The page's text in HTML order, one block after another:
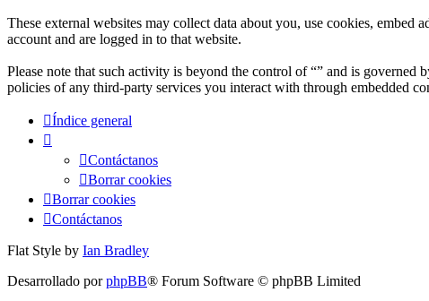
These external websites may collect data about you, use cookies,
account and are logged in to that website.
Please note that such activity is beyond the control of “” and is
policies of any third-party services you interact with through embedded
Índice general
Contáctanos
Borrar cookies
Borrar cookies
Contáctanos
Flat Style by Ian Bradley
Desarrollado porphpBB® Forum Software © phpBB Limited